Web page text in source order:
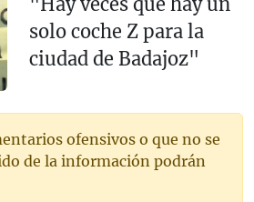
solo coche Z para la
ciudad de Badajoz"
ofensivos o que no se
de la información podrán